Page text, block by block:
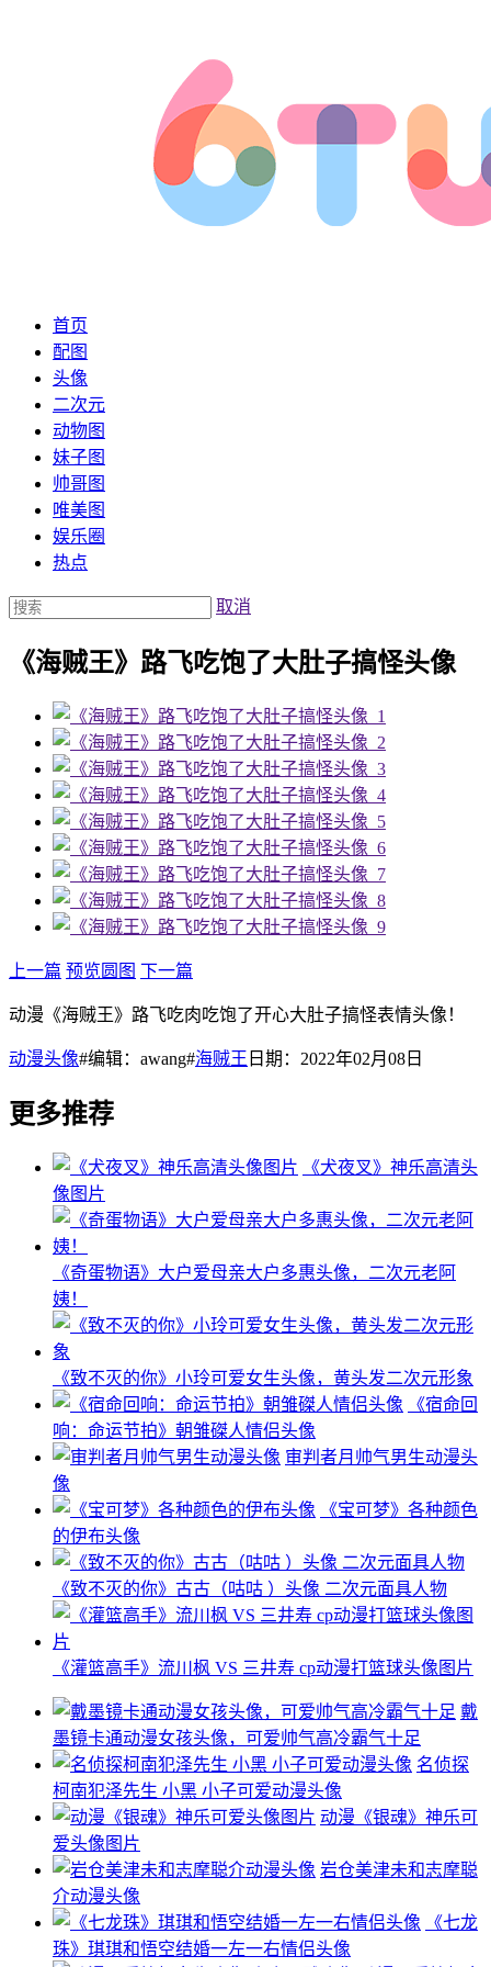
首页
配图
头像
二次元
动物图
妹子图
帅哥图
唯美图
娱乐圈
热点
取消
《海贼王》路飞吃饱了大肚子搞怪头像
上一篇 预览圆图 下一篇
动漫《海贼王》路飞吃肉吃饱了开心大肚子搞怪表情头像！
动漫头像#编辑：awang#海贼王 日期：2022年02月08日
更多推荐
《犬夜叉》神乐高清头
像图片
《奇蛋物语》大户爱母亲大户多惠头像，二次元老阿
姨！
《致不灭的你》小玲可爱女生头像，黄头发二次元形象
《宿命回
响：命运节拍》朝雏磔人情侣头像
审判者月帅气男生动漫头
像
《宝可梦》各种颜色
的伊布头像
《致不灭的你》古古（咕咕 ）头像 二次元面具人物
《灌篮高手》流川枫 VS 三井寿 cp动漫打篮球头像图片
戴
墨镜卡通动漫女孩头像，可爱帅气高冷霸气十足
名侦探
柯南犯泽先生 小黑 小子可爱动漫头像
动漫《银魂》神乐可
爱头像图片
岩仓美津未和志摩聪
介动漫头像
《七龙
珠》琪琪和悟空结婚一左一右情侣头像